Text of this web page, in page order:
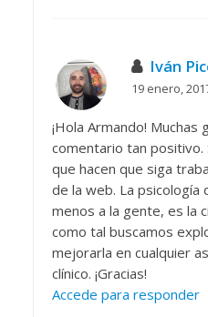
Iván
19 enero,
¡Hola Armando! Muchas
comentario tan positivo.
que hacen que siga
de la web. La psicología
menos a la gente, es la
como tal buscamos
mejorarla en cualquier
clínico. ¡Gracias!
Accede para responder